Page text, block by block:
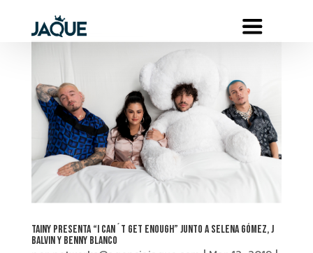
TAINY PRESENTA “I CAN´T GET ENOUGH” JUNTO A SELENA GÓMEZ, J
BALVIN Y BENNY BLANCO